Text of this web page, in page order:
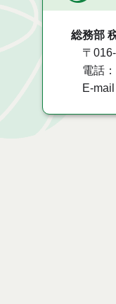
総務部
〒
電話
E-